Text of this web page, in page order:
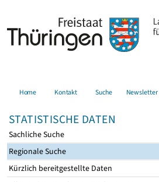
Home Kontakt Suche Newsletter
STATISTISCHE DATEN
Sachliche Suche
Regionale Suche
Kürzlich bereitgestellte Daten